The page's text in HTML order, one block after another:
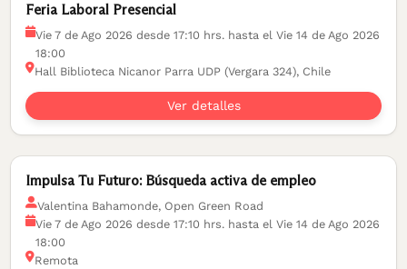
Feria Laboral Presencial
Vie 7 de Ago 2026 desde 17:10 hrs. hasta el Vie 14 de Ago 2026
18:00
Hall Biblioteca Nicanor Parra UDP (Vergara 324), Chile
Ver detalles
Impulsa Tu Futuro: Búsqueda activa de empleo
Valentina Bahamonde, Open Green Road
Vie 7 de Ago 2026 desde 17:10 hrs. hasta el Vie 14 de Ago 2026
18:00
Remota